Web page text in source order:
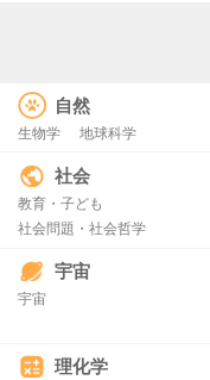
自然
生物学 地球科学
社会
教育・子ども
社会問題・社会哲学
宇宙
宇宙
理化学